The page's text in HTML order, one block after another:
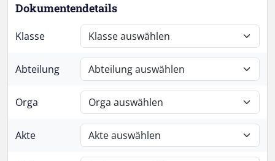
Dokumentendetails
Klasse
Abteilung
Orga
Akte